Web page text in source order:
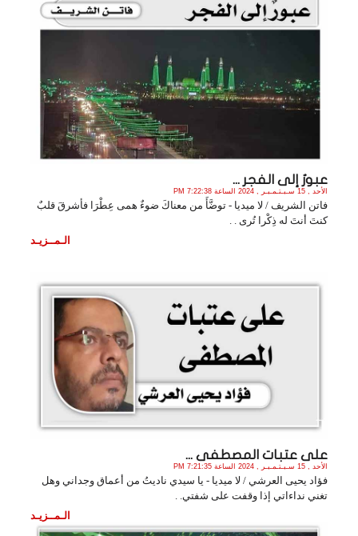
عبورٌ إلى الفجر ...
الأحد , 15 سـبـتـمـبـر , 2024 الساعة 7:22:38 PM
فاتن الشريف / لا ميديا - توضَّأَ من معناكَ ضوءٌ همى عِطْرَا فأشرقَ قلبٌ
كنتَ أنتَ له ذِكْرا تُرى . .
الـمــزيـد
على عتبات المصطفى ...
الأحد , 15 سـبـتـمـبـر , 2024 الساعة 7:21:35 PM
فؤاد يحيى العرشي / لا ميديا - يا سيدي ناديتُ من أعماق وجداني وهل
تغني نداءاتي إذا وقفت على شفتي. .
الـمــزيـد